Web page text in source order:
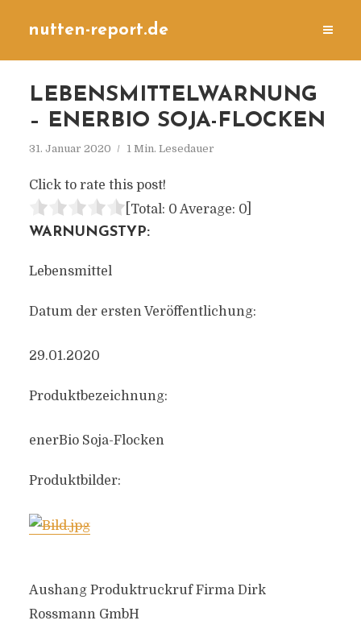
nutten-report.de
LEBENSMITTELWARNUNG
– ENERBIO SOJA-FLOCKEN
31. Januar 2020 1 Min. Lesedauer
Click to rate this post!
[Total: 0 Average: 0]
WARNUNGSTYP:
Lebensmittel
Datum der ersten Veröffentlichung:
29.01.2020
Produktbezeichnung:
enerBio Soja-Flocken
Produktbilder:
Aushang Produktruckruf Firma Dirk
Rossmann GmbH